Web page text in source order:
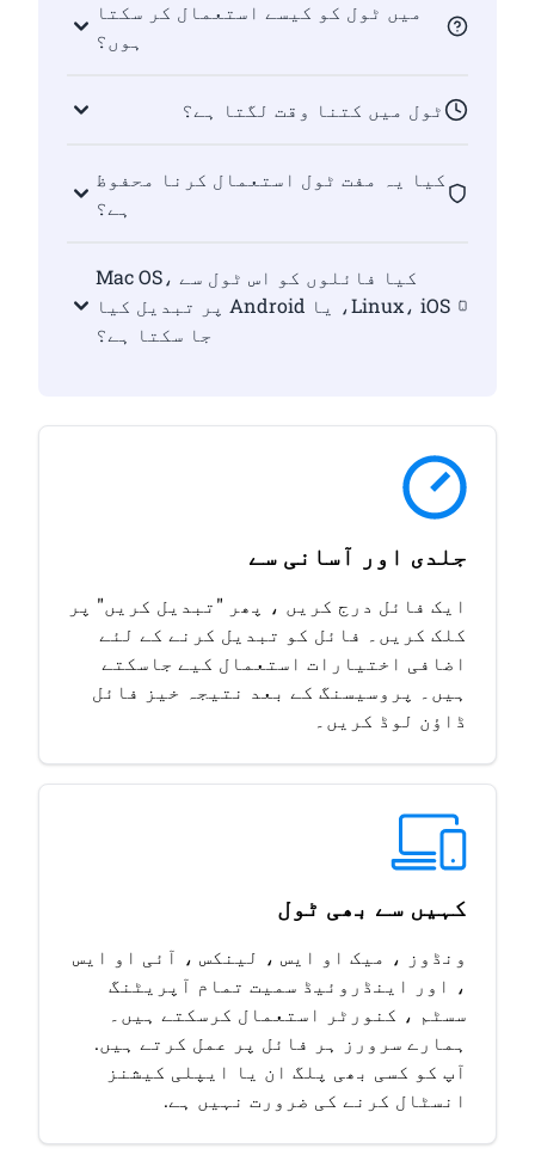
میں ٹول کو کیسے استعمال کر سکتا
ہوں؟
ٹول میں کتنا وقت لگتا ہے؟
کیا یہ مفت ٹول استعمال کرنا محفوظ
ہے؟
کیا فائلوں کو اس ٹول سے Mac OS،
Linux، iOS، یا Android پر تبدیل کیا
جا سکتا ہے؟
جلدی اور آسانی سے
ایک فائل درج کریں ، پھر "تبدیل کریں" پر
کلک کریں۔ فائل کو تبدیل کرنے کے لئے
اضافی اختیارات استعمال کیے جاسکتے
ہیں۔ پروسیسنگ کے بعد نتیجہ خیز فائل
ڈاؤن لوڈ کریں۔
کہیں سے بھی ٹول
ونڈوز ، میک او ایس ، لینکس ، آئی او ایس
، اور اینڈروئیڈ سمیت تمام آپریٹنگ
سسٹم ، کنورٹر استعمال کرسکتے ہیں۔
ہمارے سرورز ہر فائل پر عمل کرتے ہیں.
آپ کو کسی بھی پلگ ان یا ایپلی کیشنز
انسٹال کرنے کی ضرورت نہیں ہے.